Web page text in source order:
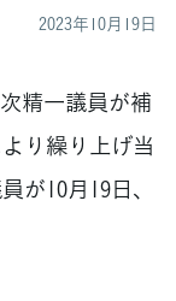
2023年10月19日
精一議員が補
り繰り上げ当
が10月19日、